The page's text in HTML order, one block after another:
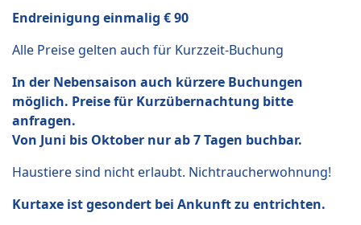
Endreinigung einmalig € 90
Alle Preise gelten auch für Kurzzeit-Buchung
In der Nebensaison auch kürzere Buchungen
möglich. Preise für Kurzübernachtung bitte
anfragen.
Von Juni bis Oktober nur ab 7 Tagen buchbar.
Haustiere sind nicht erlaubt. Nichtraucherwohnung!
Kurtaxe ist gesondert bei Ankunft zu entrichten.